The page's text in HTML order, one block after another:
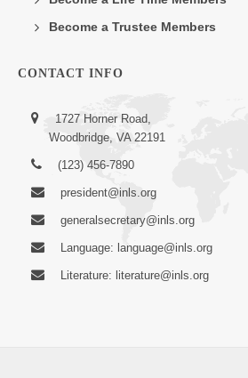
Become a Trustee Members
CONTACT INFO
1727 Horner Road,
Woodbridge, VA 22191
(123) 456-7890
president@inls.org
generalsecretary@inls.org
Language: language@inls.org
Literature: literature@inls.org